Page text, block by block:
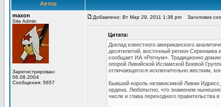
Автор
maxon
Site Admin
Зарегистрирован:
06.08.2004
Сообщения: 5657
Добавлено: Вт Мар 29, 2011 1:38 pm Заголовок
Цитата:
Доклад известного американского
десятилетий, восточный регион Серенаика
сообщает ИА «Регнум». Традиционно
опорой Ливийской Исламской Боевой
отличающегося исключительно жестким,
Бывший король независимой Ливии Идрисс,
ордена. Любопытно, что знаменем
числе и глава переходного